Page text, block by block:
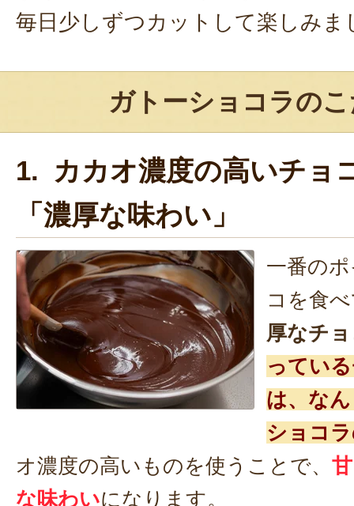
毎日少しずつカットして楽しみま
ガトーショコラの
1. カカオ濃度の高いチョ
「濃厚な味わい」
一番の
コを食
厚なチ
ってい
は、な
ショコ
オ濃度の高いものを使うことで、
な味わいになります。